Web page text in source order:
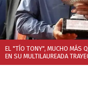
EL "TÍO TONY", MUCHO MÁS
EN SU MULTILAUREADA